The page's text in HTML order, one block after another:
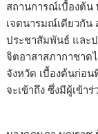
สถานการณ์เบื้องต้น
เจตนารมณ์เดียวกัน
ประชาสัมพันธ์ และ
จิตอาสาสภากาชาด
จังหวัด เบื้องต้นก่อ
จะเข้าถึง ซึ่งมีผู้เข้า